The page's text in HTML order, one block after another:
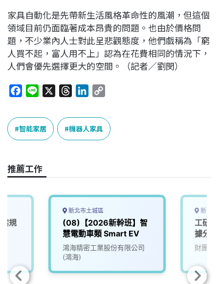
家具自動化是先帶新生活風格革命性的風潮，但這個
領域目前仍面臨著成本昂貴的問題。也由於價格問
題，不少業內人士對此呈悲觀態度，他們戲稱為「窮
人買不起，富人用不上」認為在花費相同的情況下，
人們會優先選擇更大的空間。（記者／劉閔）
c
e
b
o
k
n
e
r
e
a
n
k
e
n
p
L
k
智能家居 機器人家具
推薦工作
規
新北市土城區
(08)【2026新幹班】智
慧電動車類 Smart EV
鴻海精密工業股份有限公司
(鴻海)
新竹
工研
據分
財團法